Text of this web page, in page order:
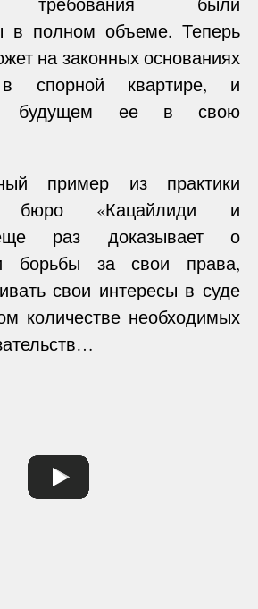
в полном объеме. Теперь
на законных основаниях
в спорной квартире, и
будущем ее в свою
пример из практики
бюро «Кацайлиди и
раз доказывает о
борьбы за свои права,
свои интересы в суде
количестве необходимых